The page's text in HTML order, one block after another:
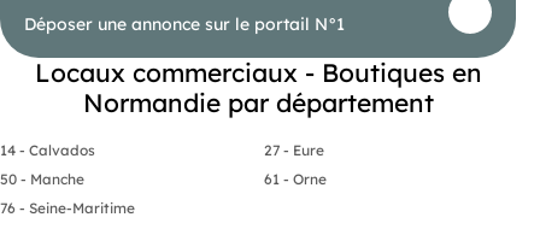
Déposer une annonce sur le portail N°1
Locaux commerciaux - Boutiques en
Normandie par département
14 - Calvados
27 - Eure
50 - Manche
61 - Orne
76 - Seine-Maritime